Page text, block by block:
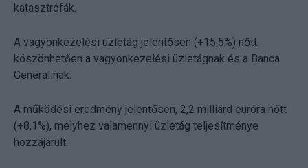
katasztrófák.
A vagyonkezelési üzletág jelentősen (+15,5%) nőtt,
köszönhetően a vagyonkezelési üzletágnak és a Banca
Generalinak.
A működési eredmény jelentősen, 2,2 milliárd euróra nőtt
(+8,1%), melyhez valamennyi üzletág teljesítménye
hozzájárult.